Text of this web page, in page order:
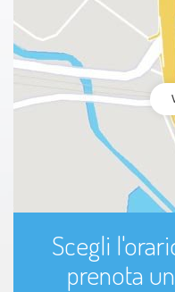
Scegli
prenota